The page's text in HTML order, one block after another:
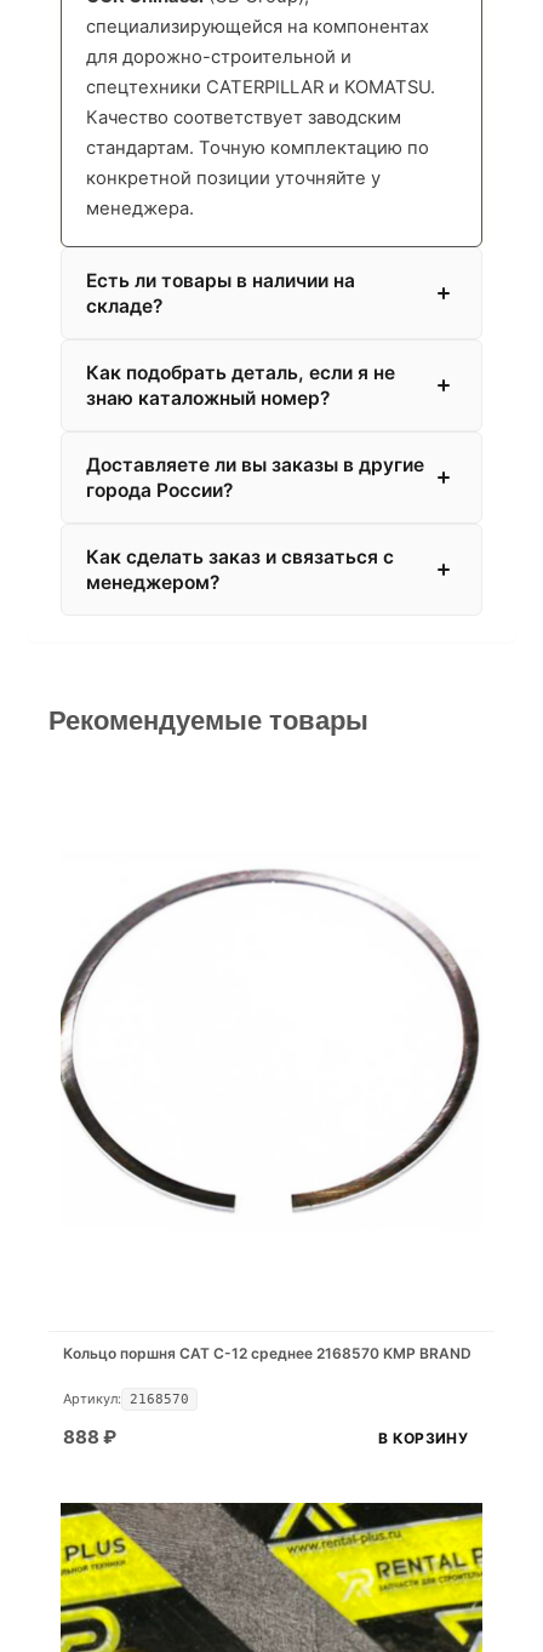
специализирующейся на компонентах
для дорожно-строительной и
спецтехники CATERPILLAR и KOMATSU.
Качество соответствует заводским
стандартам. Точную комплектацию по
конкретной позиции уточняйте у
менеджера.
Есть ли товары в наличии на
складе?
Как подобрать деталь, если я не
знаю каталожный номер?
Доставляете ли вы заказы в другие
города России?
Как сделать заказ и связаться с
менеджером?
Рекомендуемые товары
Кольцо поршня CAT C-12 среднее 2168570 KMP BRAND
Артикул: 2168570
888 ₽ В КОРЗИНУ